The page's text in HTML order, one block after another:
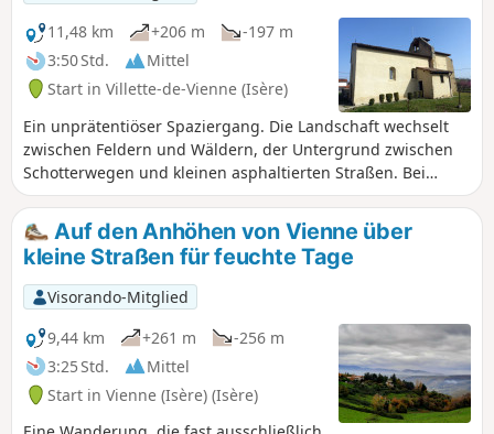
11,48 km
+206 m
-197 m
3:50 Std.
Mittel
Start in Villette-de-Vienne (Isère)
Ein unprätentiöser Spaziergang. Die Landschaft wechselt
zwischen Feldern und Wäldern, der Untergrund zwischen
Schotterwegen und kleinen asphaltierten Straßen. Bei
klarem Wetter haben Sie zahlreiche Ausblicke auf die
umliegenden Gipfel. Zwei kleine Steigungen (nicht allzu
anstrengend) stehen auf dem Programm, um fit zu bleiben.
Auf den Anhöhen von Vienne über
kleine Straßen für feuchte Tage
Visorando-Mitglied
9,44 km
+261 m
-256 m
3:25 Std.
Mittel
Start in Vienne (Isère) (Isère)